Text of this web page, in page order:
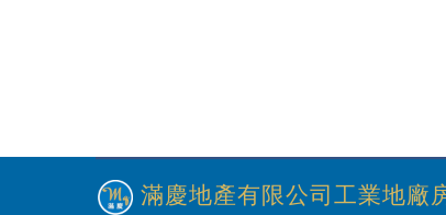
滿慶地產有限公司工業地廠